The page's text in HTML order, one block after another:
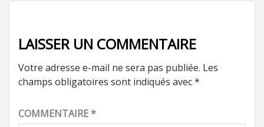
LAISSER UN COMMENTAIRE
Votre adresse e-mail ne sera pas publiée. Les
champs obligatoires sont indiqués avec*
COMMENTAIRE*